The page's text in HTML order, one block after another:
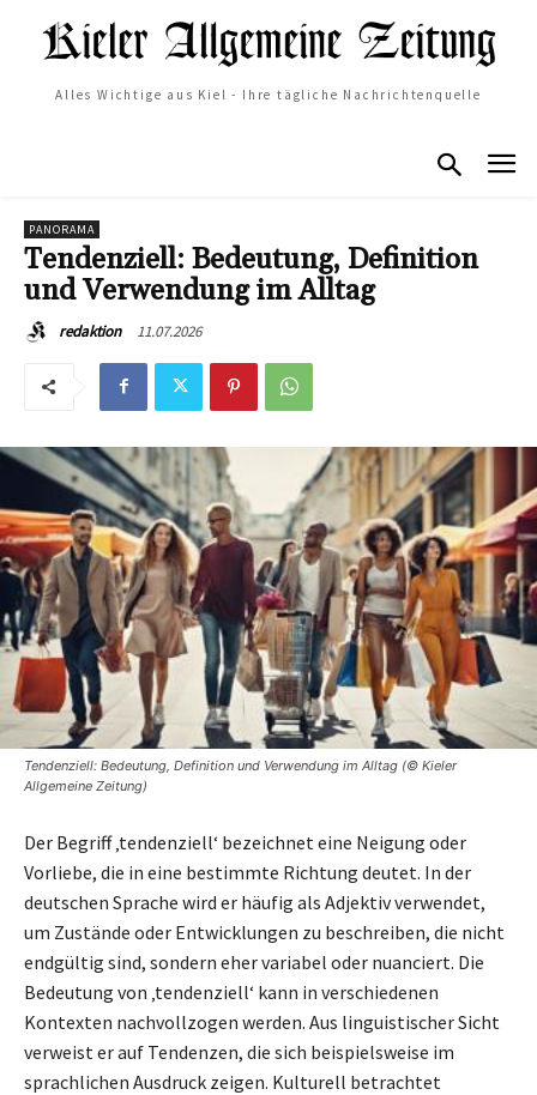
Alles Wichtige aus Kiel - Ihre tägliche Nachrichtenquelle
PANORAMA
Tendenziell: Bedeutung, Definition
und Verwendung im Alltag
redaktion 11.07.2026
Tendenziell: Bedeutung, Definition und Verwendung im Alltag (© Kieler
Allgemeine Zeitung)
Der Begriff ‚tendenziell‘ bezeichnet eine Neigung oder
Vorliebe, die in eine bestimmte Richtung deutet. In der
deutschen Sprache wird er häufig als Adjektiv verwendet,
um Zustände oder Entwicklungen zu beschreiben, die nicht
endgültig sind, sondern eher variabel oder nuanciert. Die
Bedeutung von ‚tendenziell‘ kann in verschiedenen
Kontexten nachvollzogen werden. Aus linguistischer Sicht
verweist er auf Tendenzen, die sich beispielsweise im
sprachlichen Ausdruck zeigen. Kulturell betrachtet